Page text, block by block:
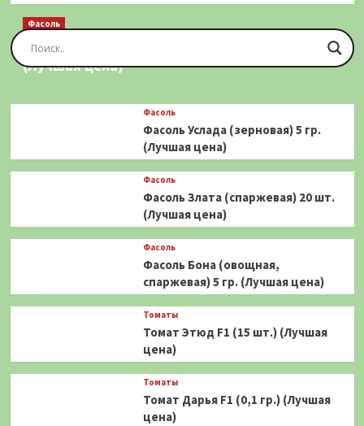
Фасоль
Фасоль Золотая Сакса (спаржевая) 20 шт.
(Лучшая цена)
Фасоль
Фасоль Услада (зерновая) 5 гр.
(Лучшая цена)
Фасоль
Фасоль Злата (спаржевая) 20 шт.
(Лучшая цена)
Фасоль
Фасоль Бона (овощная,
спаржевая) 5 гр. (Лучшая цена)
Томаты
Томат Этюд F1 (15 шт.) (Лучшая
цена)
Томаты
Томат Дарья F1 (0,1 гр.) (Лучшая
цена)